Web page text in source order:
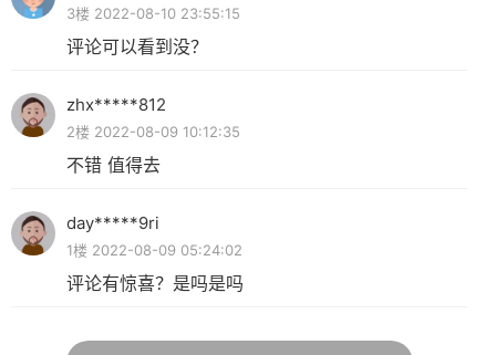
3楼 2022-08-10 23:55:15
评论可以看到没？
zhx*****812
2楼 2022-08-09 10:12:35
不错 值得去
day*****9ri
1楼 2022-08-09 05:24:02
评论有惊喜？是吗是吗